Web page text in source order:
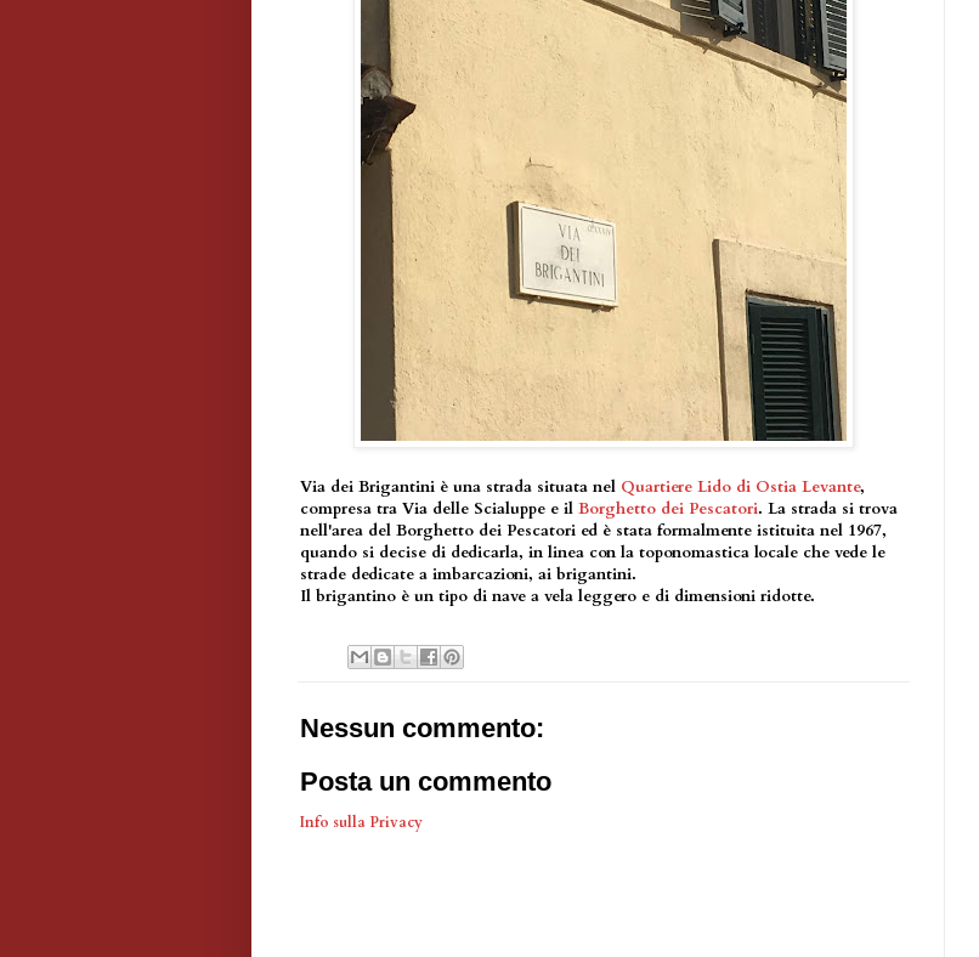
Via dei Brigantini è una strada situata nel Quartiere Lido di Ostia Levante,
compresa tra Via delle Scialuppe e il Borghetto dei Pescatori. La strada si trova
nell'area del Borghetto dei Pescatori ed è stata formalmente istituita nel 1967,
quando si decise di dedicarla, in linea con la toponomastica locale che vede le
strade dedicate a imbarcazioni, ai brigantini.
Il brigantino è un tipo di nave a vela leggero e di dimensioni ridotte.
Nessun commento:
Posta un commento
Info sulla Privacy